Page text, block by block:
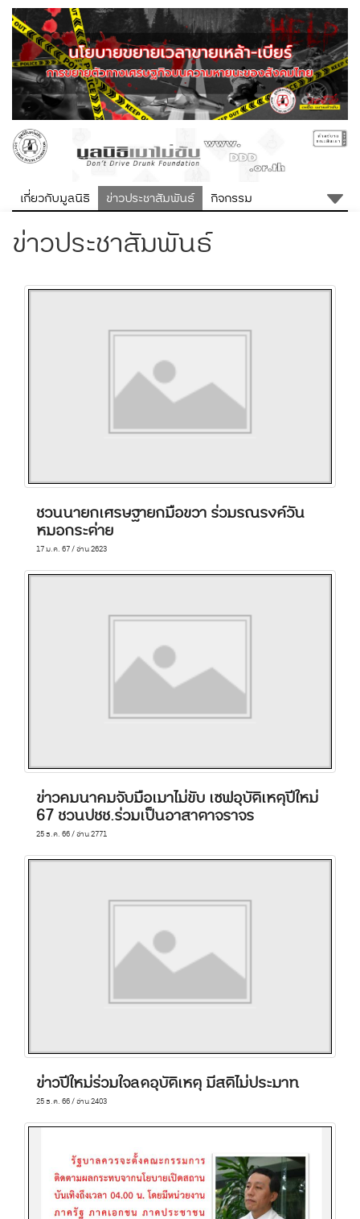
เกี่ยวกับมูลนิธิ ข่าวประชาสัมพันธ์ กิจกรรม
ข่าวประชาสัมพันธ์
ชวนนายกเศรษฐายกมือขวา ร่วมรณรงค์วัน
หมอกระต่าย
17 ม.ค. 67 / อ่าน 2623
ข่าวคมนาคมจับมือเมาไม่ขับ เซฟอุบัติเหตุปีใหม่
67 ชวนปชช.ร่วมเป็นอาสาตาจราจร
25 ธ.ค. 66 / อ่าน 2771
ข่าวปีใหม่ร่วมใจลดอุบัติเหตุ มีสติไม่ประมาท
25 ธ.ค. 66 / อ่าน 2403